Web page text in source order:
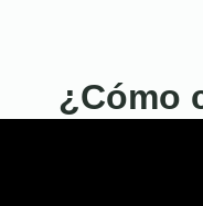
¿Cómo